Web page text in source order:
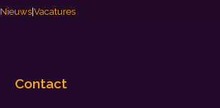
Nieuws Vacatures
Contact